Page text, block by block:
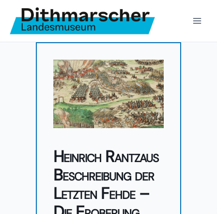
Inhalt
springen
Heinrich Rantzaus
Beschreibung der
Letzten Fehde –